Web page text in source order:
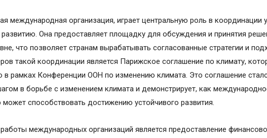
международная организация, играет центральную роль в координации
Она предоставляет площадку для обсуждения и принятия
что позволяет странам вырабатывать согласованные стратегии и
такой координации является Парижское соглашение по климату,
в рамках Конференции ООН по изменению климата. Это соглашение
в борьбе с изменением климата и демонстрирует, как
может способствовать достижению устойчивого развития.
международных организаций является предоставление